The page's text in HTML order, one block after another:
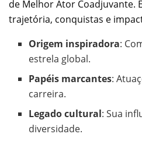
de Melhor Ator Coadjuvante.
trajetória, conquistas e
Origem inspiradora:
estrela global.
Papéis marcantes:
carreira.
Legado cultural: Sua
diversidade.